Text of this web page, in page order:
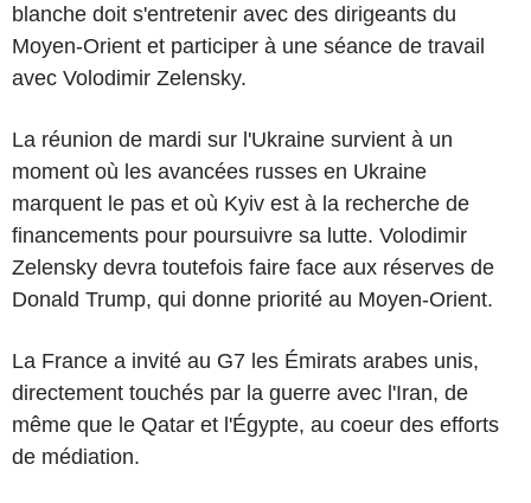
blanche doit s'entretenir avec des dirigeants du
Moyen-Orient et participer à une séance de travail
avec Volodimir Zelensky.
La réunion de mardi sur l'Ukraine survient à un
moment où les avancées russes en Ukraine
marquent le pas et où Kyiv est à la recherche de
financements pour poursuivre sa lutte. Volodimir
Zelensky devra toutefois faire face aux réserves de
Donald Trump, qui donne priorité au Moyen-Orient.
La France a invité au G7 les Émirats arabes unis,
directement touchés par la guerre avec l'Iran, de
même que le Qatar et l'Égypte, au coeur des efforts
de médiation.